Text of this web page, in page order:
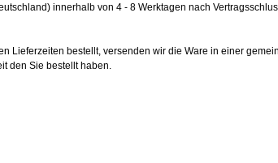
innerhalb von 4 - 8 Werktagen nach
Lieferzeiten bestellt, versenden wir die Ware in einer
den Sie bestellt haben.